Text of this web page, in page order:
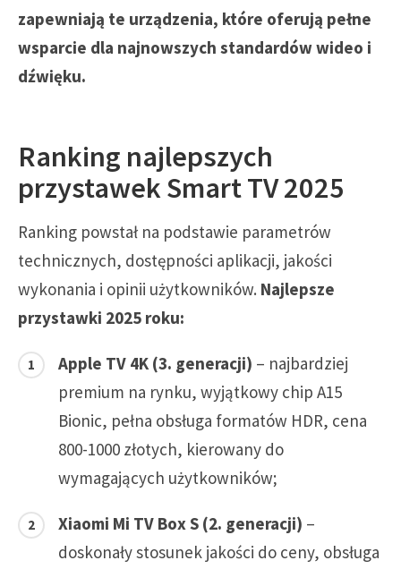
zapewniają te urządzenia, które oferują pełne
wsparcie dla najnowszych standardów wideo i
dźwięku.
Ranking najlepszych
przystawek Smart TV 2025
Ranking powstał na podstawie parametrów
technicznych, dostępności aplikacji, jakości
wykonania i opinii użytkowników. Najlepsze
przystawki 2025 roku:
Apple TV 4K (3. generacji) – najbardziej
premium na rynku, wyjątkowy chip A15
Bionic, pełna obsługa formatów HDR, cena
800-1000 złotych, kierowany do
wymagających użytkowników;
Xiaomi Mi TV Box S (2. generacji) –
doskonały stosunek jakości do ceny, obsługa